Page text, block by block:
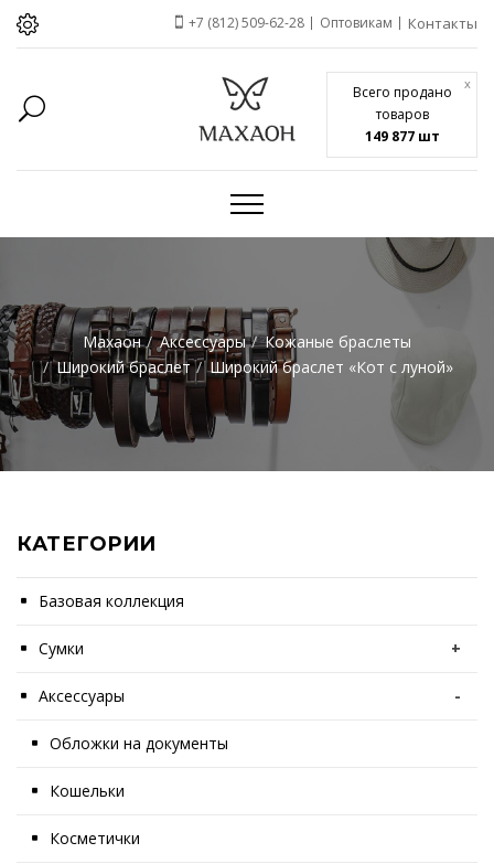
Всего продано
товаров
149 877 шт
x
+7 (812) 509-62-28 Оптовикам Контакты
Махаон Аксессуары
Кожаные браслеты
Широкий браслет
Широкий браслет «Кот с луной»
КАТЕГОРИИ
Базовая коллекция
Сумки +
Аксессуары -
Обложки на документы
Кошельки
Косметички